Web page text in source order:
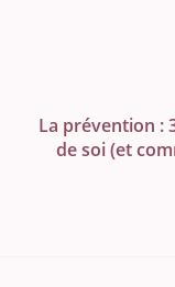
La prévention :
de soi (et